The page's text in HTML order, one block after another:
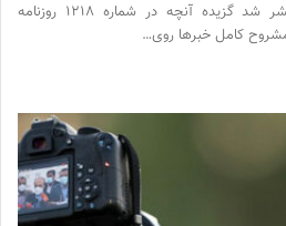
شماره 1218 روزنامه فوتبالز منتشر شد گزیده آنچه در شماره 1218 روزنامه
کامل خبرها روی…